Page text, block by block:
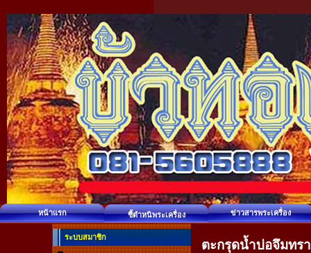
หน้าแรก ชี้ตำหนิพระเครื่อง ข่าวสารพระเครื่อง
ระบบสมาชิก
ตะกรุดน้ำบ่อจึมทร